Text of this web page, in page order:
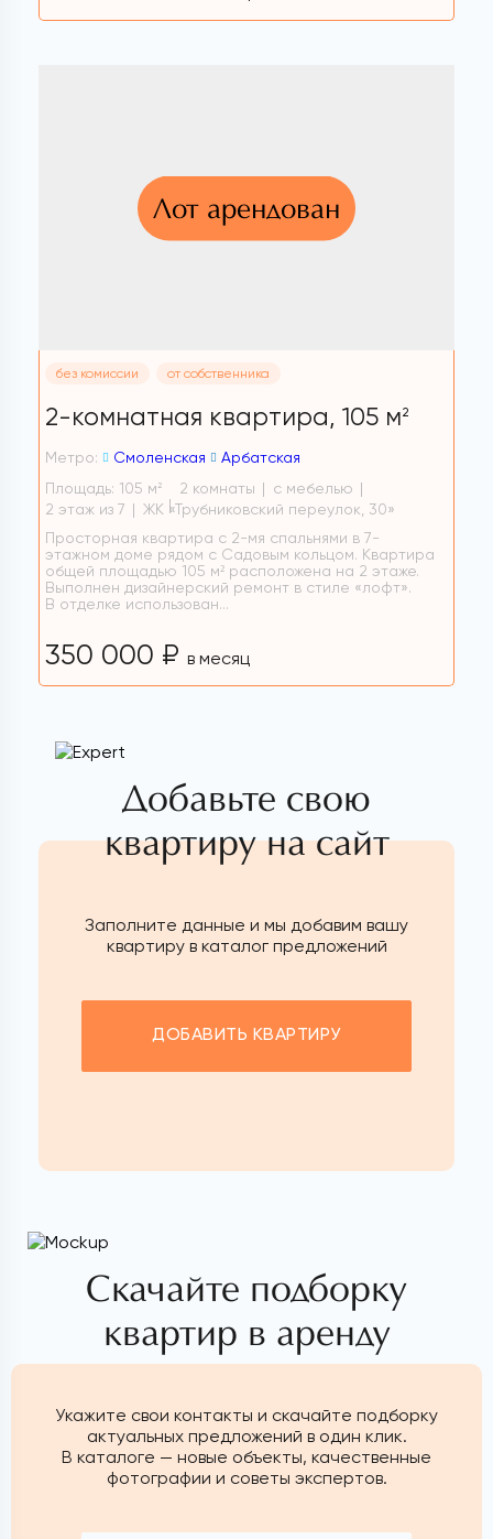
Лот арендован
без комиссии от собственника
2-комнатная квартира, 105 м2
Метро: Смоленская
Арбатская
Площадь: 105 м 2 2 комнаты
с мебелью
2 этаж из 7
ЖК «Трубниковский переулок, 30»
Просторная квартира с 2-мя спальнями в 7-
этажном доме рядом с Садовым кольцом. Квартира
общей площадью 105 м² расположена на 2 этаже.
Выполнен дизайнерский ремонт в стиле «лофт».
В отделке использован...
350 000 ₽ в месяц
Добавьте свою
квартиру на сайт
Заполните данные и мы добавим вашу
квартиру в каталог предложений
ДОБАВИТЬ КВАРТИРУ
Скачайте подборку
квартир в аренду
Укажите свои контакты и скачайте подборку
актуальных предложений в один клик.
В каталоге — новые объекты, качественные
фотографии и советы экспертов.